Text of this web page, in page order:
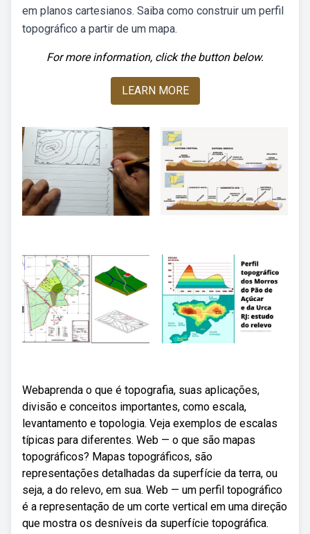
em planos cartesianos. Saiba como construir um perfil
topográfico a partir de um mapa.
For more information, click the button below.
LEARN MORE
Webaprenda o que é topografia, suas aplicações,
divisão e conceitos importantes, como escala,
levantamento e topologia. Veja exemplos de escalas
típicas para diferentes. Web — o que são mapas
topográficos? Mapas topográficos, são
representações detalhadas da superfície da terra, ou
seja, a do relevo, em sua. Web — um perfil topográfico
é a representação de um corte vertical em uma direção
que mostra os desníveis da superfície topográfica.